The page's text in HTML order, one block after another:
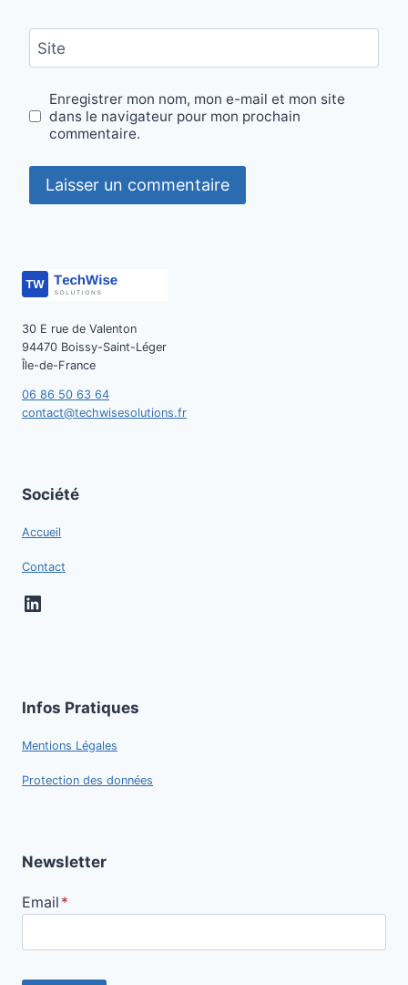
Site
Enregistrer mon nom, mon e-mail et mon site
dans le navigateur pour mon prochain
commentaire.
30 E rue de Valenton
94470 Boissy-Saint-Léger
Île-de-France
06 86 50 63 64
contact@techwisesolutions.fr
Société
Accueil
Contact
LinkedIn
Infos Pratiques
Mentions Légales
Protection des données
Newsletter
Email *